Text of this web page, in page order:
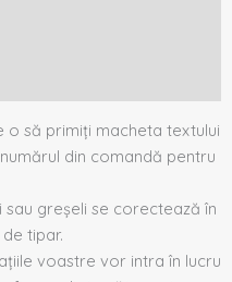
o să primiți macheta textului
din comandă pentru
sau greșeli se corectează în
tipar.
voastre vor intra în lucru